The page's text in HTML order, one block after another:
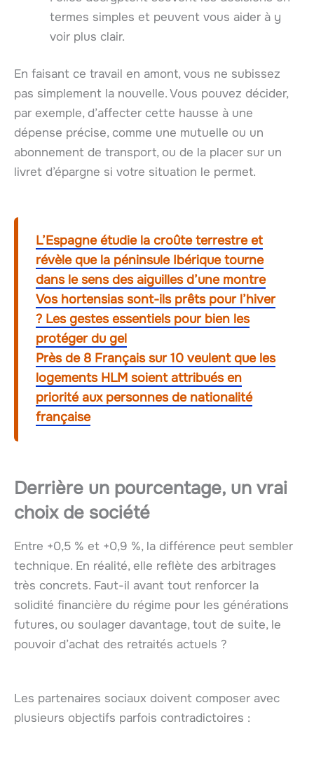
termes simples et peuvent vous aider à y
voir plus clair.
En faisant ce travail en amont, vous ne subissez
pas simplement la nouvelle. Vous pouvez décider,
par exemple, d’affecter cette hausse à une
dépense précise, comme une mutuelle ou un
abonnement de transport, ou de la placer sur un
livret d’épargne si votre situation le permet.
L’Espagne étudie la croûte terrestre et
révèle que la péninsule Ibérique tourne
dans le sens des aiguilles d’une montre
Vos hortensias sont-ils prêts pour l’hiver
? Les gestes essentiels pour bien les
protéger du gel
Près de 8 Français sur 10 veulent que les
logements HLM soient attribués en
priorité aux personnes de nationalité
française
Derrière un pourcentage, un vrai
choix de société
Entre +0,5 % et +0,9 %, la différence peut sembler
technique. En réalité, elle reflète des arbitrages
très concrets. Faut-il avant tout renforcer la
solidité financière du régime pour les générations
futures, ou soulager davantage, tout de suite, le
pouvoir d’achat des retraités actuels ?
Les partenaires sociaux doivent composer avec
plusieurs objectifs parfois contradictoires :